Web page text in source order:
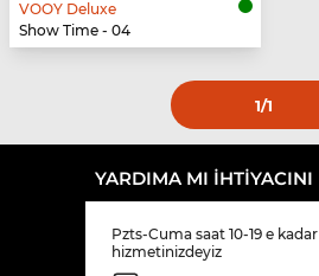
VOOY Deluxe
Show Time - 04
1/1
YARDIMA MI IHTIYACINI
Pzts-Cuma saat 10-19 e kadar
hizmetinizdeyiz